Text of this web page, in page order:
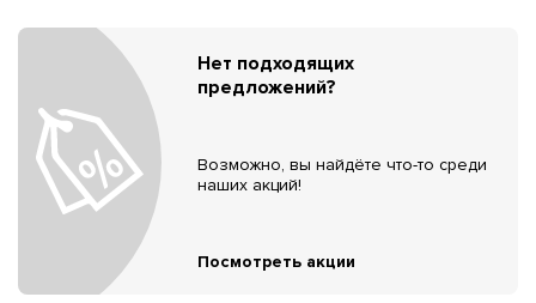
Нет подходящих
предложений?
Возможно, вы найдёте что-то среди
наших акций!
Посмотреть акции